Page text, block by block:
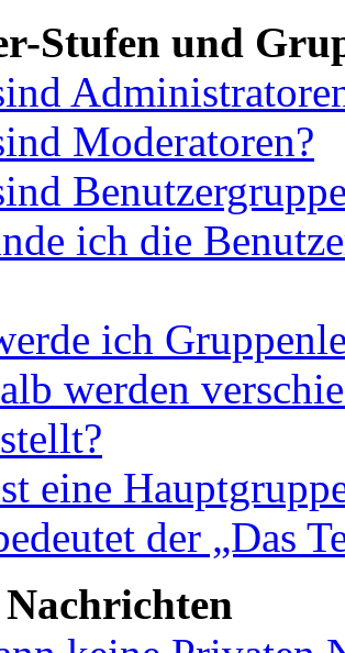
Stufen und
Moderatoren?
ich die
ich
werden
eine
der „Das